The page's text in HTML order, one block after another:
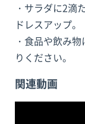
・サラダに2滴
ドレスアップ。
・食品や飲み
りください。
関連動画